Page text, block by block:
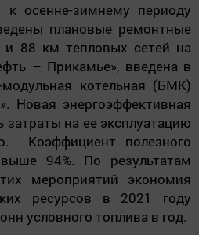
к осенне-зимнему периоду
плановые ремонтные
и 88 км тепловых сетей на
– Прикамье», введена в
модульная котельная (БМК)
Новая энергоэффективная
затраты на ее эксплуатацию
Коэффициент полезного
94%. По результатам
мероприятий экономия
ресурсов в 2021 году
условного топлива в год.